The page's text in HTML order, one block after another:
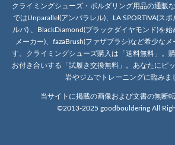
クライミングシューズ・ボルダリング用品の通販
ではUnparallel(アンパラレル)、LA SPORTIVA(スポ
ルパ) 、BlackDiamond(ブラックダイヤモンド)を始
メーカー)、fazaBrush(ファザブラシ)など希少な
す。クライミングシューズ購入は「送料無料」。
お付き合いする「試履き交換無料」。あなたにピ
岩やジムでトレーニングに臨みま
当サイトに掲載の画像および文書の無断
©2013-2025 goodbouldering All